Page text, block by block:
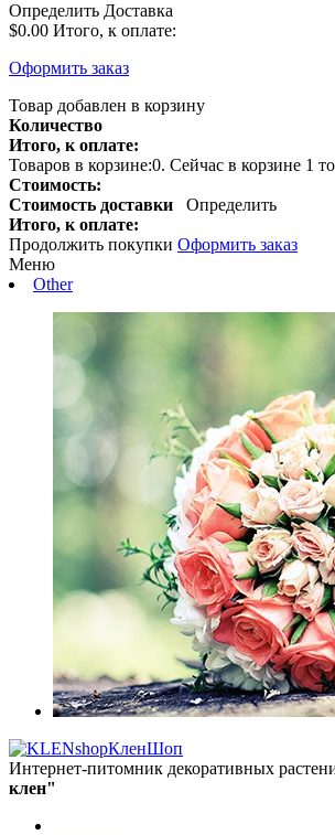
Определить Доставка
$0.00 Итого, к оплате:
Оформить заказ
Товар добавлен в корзину
Количество
Итого, к оплате:
Товаров в корзине:0. Сейчас в корзине 1
Стоимость:
Стоимость доставки
Определить
Итого, к оплате:
Продолжить покупки Оформить заказ
Меню
Other
КленШоп
Интернет-питомник декоративных
клен"